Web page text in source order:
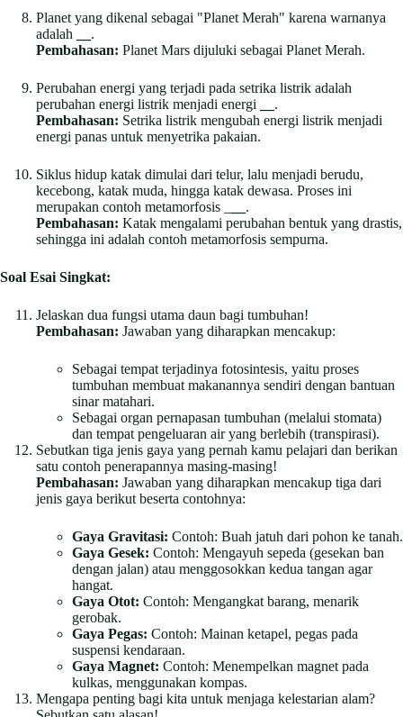
Planet yang dikenal sebagai "Planet Merah" karena warnanya
adalah
.
Pembahasan: Planet Mars dijuluki sebagai Planet Merah.
Perubahan energi yang terjadi pada setrika listrik adalah
perubahan energi listrik menjadi energi
.
Pembahasan: Setrika listrik mengubah energi listrik menjadi
energi panas untuk menyetrika pakaian.
Siklus hidup katak dimulai dari telur, lalu menjadi berudu,
kecebong, katak muda, hingga katak dewasa. Proses ini
merupakan contoh metamorfosis _
.
Pembahasan: Katak mengalami perubahan bentuk yang drastis,
sehingga ini adalah contoh metamorfosis sempurna.
Soal Esai Singkat:
Jelaskan dua fungsi utama daun bagi tumbuhan!
Pembahasan: Jawaban yang diharapkan mencakup:
Sebagai tempat terjadinya fotosintesis, yaitu proses
tumbuhan membuat makanannya sendiri dengan bantuan
sinar matahari.
Sebagai organ pernapasan tumbuhan (melalui stomata)
dan tempat pengeluaran air yang berlebih (transpirasi).
Sebutkan tiga jenis gaya yang pernah kamu pelajari dan berikan
satu contoh penerapannya masing-masing!
Pembahasan: Jawaban yang diharapkan mencakup tiga dari
jenis gaya berikut beserta contohnya:
Gaya Gravitasi: Contoh: Buah jatuh dari pohon ke tanah.
Gaya Gesek: Contoh: Mengayuh sepeda (gesekan ban
dengan jalan) atau menggosokkan kedua tangan agar
hangat.
Gaya Otot: Contoh: Mengangkat barang, menarik
gerobak.
Gaya Pegas: Contoh: Mainan ketapel, pegas pada
suspensi kendaraan.
Gaya Magnet: Contoh: Menempelkan magnet pada
kulkas, menggunakan kompas.
Mengapa penting bagi kita untuk menjaga kelestarian alam?